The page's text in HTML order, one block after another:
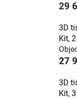
29
3D
Kit,
27
3D
Kit,